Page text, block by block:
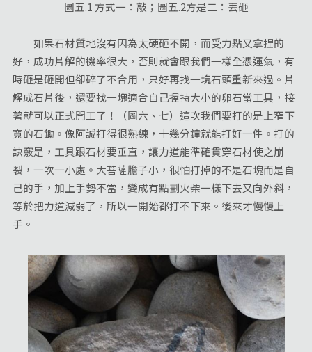
圖五.1 方式一：敲；圖五.2方是二：丟砸
如果石材質地沒有因為太硬砸不開，而受力點又拿捏的
好，成功片解的機率很大，否則就會跟我們一樣全憑運氣，有
時砸是砸開但卻碎了不合用，只好再找一塊石頭重新來過。片
解成石片後，還要找一塊適合自己握持大小的卵石當工具，接
著就可以正式開工了！（圖六、七）這次我們要打的是上窄下
寬的石鋤。像阿誠打得很熟練，十幾分鐘就能打好一件。打的
訣竅是，工具跟石材要垂直，讓力道能準確貫穿石材使之崩
裂，一次一小處。大菩薩膽子小，很怕打掉的不是石塊而是自
己的手，加上手勢不當，變成有點劃火柴一樣下去又向外斜，
等於把力道減弱了，所以一開始都打不下來。後來才慢慢上
手。